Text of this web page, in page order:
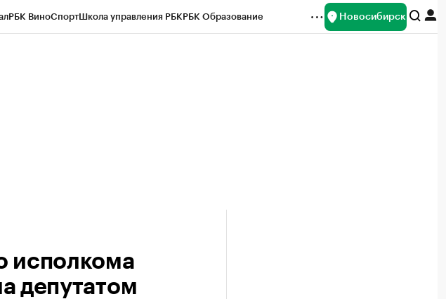
РБК ВиноСпортШкола управления РБКРБК Образование Новосибирск
исполкома
депутатом